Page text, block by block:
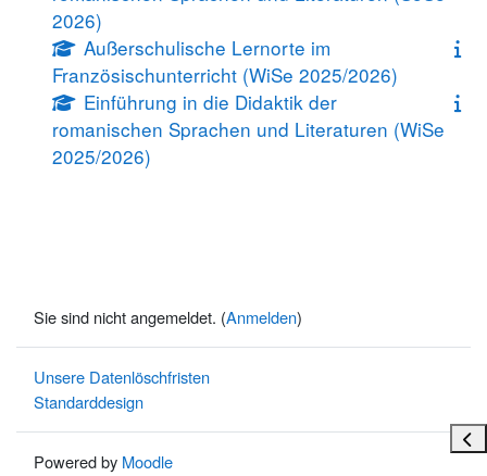
2026)
Außerschulische Lernorte im
Französischunterricht (WiSe 2025/2026)
Einführung in die Didaktik der
romanischen Sprachen und Literaturen (WiSe
2025/2026)
Sie sind nicht angemeldet. (Anmelden)
Unsere Datenlöschfristen
Standarddesign
Powered by Moodle